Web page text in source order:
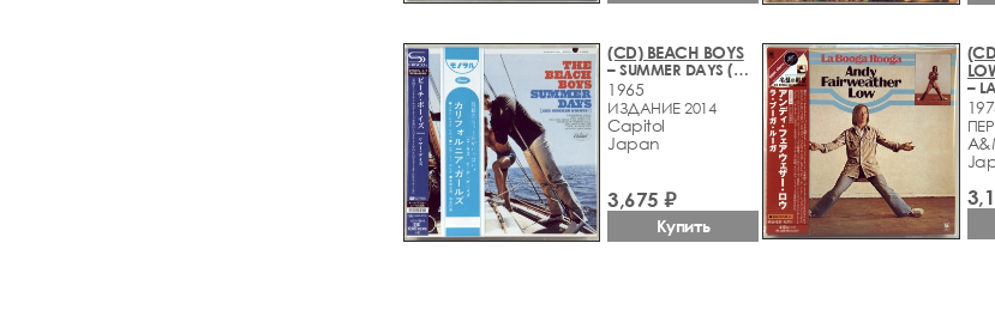
(CD) BEACH BOYS
– SUMMER DAYS (AND SUMMER NIGHTS!!)
1965
ИЗДАНИЕ 2014
Capitol
Japan
3,675 ₽
Купить